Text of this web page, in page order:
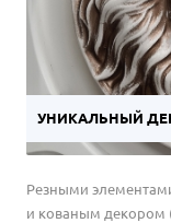
УНИКАЛЬНЫЙ
Резными
и кованым декором